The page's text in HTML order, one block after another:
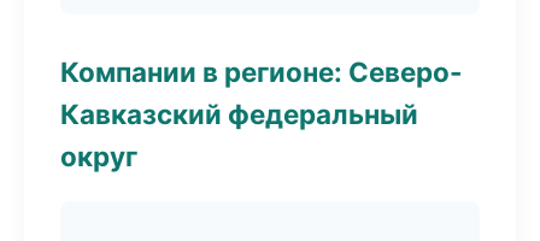
Компании в регионе: Северо-
Кавказский федеральный
округ